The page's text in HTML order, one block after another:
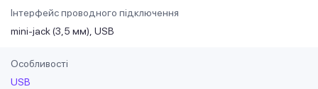
Інтерфейс проводного підключення
mini-jack (3,5 мм) USB
Особливості
USB